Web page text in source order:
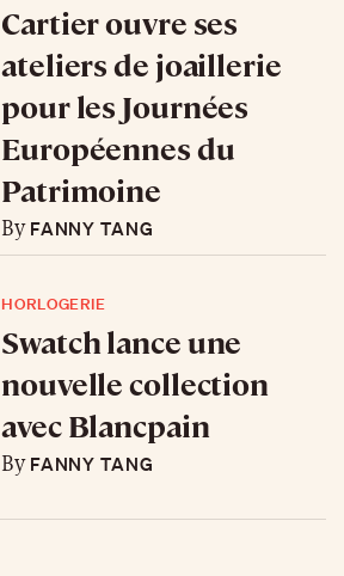
Cartier ouvre ses
ateliers de joaillerie
pour les Journées
Européennes du
Patrimoine
ByFANNY TANG
HORLOGERIE
Swatch lance une
nouvelle collection
avec Blancpain
ByFANNY TANG